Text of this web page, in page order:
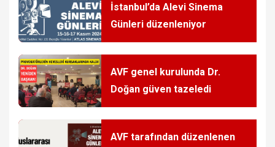
İstanbul’da Alevi Sinema
Günleri düzenleniyor
AVF genel kurulunda Dr.
Doğan güven tazeledi
AVF tarafından düzenlenen